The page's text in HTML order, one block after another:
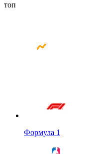
топ
Формула 1